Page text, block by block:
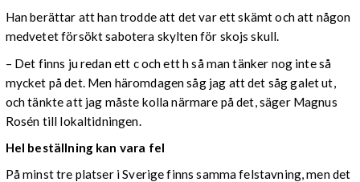
Han berättar att han trodde att det var ett skämt och att någon
medvetet försökt sabotera skylten för skojs skull.
– Det finns ju redan ett c och ett h så man tänker nog inte så
mycket på det. Men häromdagen såg jag att det såg galet ut,
och tänkte att jag måste kolla närmare på det, säger Magnus
Rosén till lokaltidningen.
Hel beställning kan vara fel
På minst tre platser i Sverige finns samma felstavning, men det